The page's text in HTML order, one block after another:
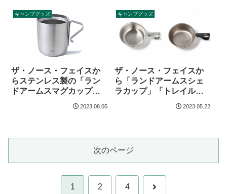
キャンプグッズ
ザ・ノース・フェイスか
らステンレス製の「ラン
ドアームスマグカップ」
2023.08.05
キャンプグッズ
ザ・ノース・フェイスか
ら「ランドアームスシェ
ラカップ」「トレイルア
2023.05.22
次のページ
1 2 4 次